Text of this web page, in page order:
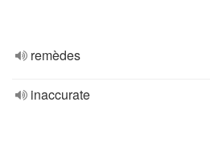
remèdes
inaccurate